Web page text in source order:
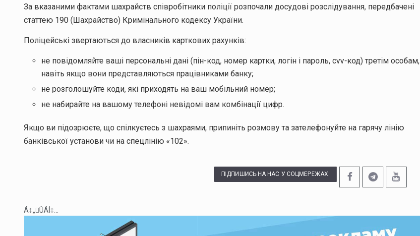
За вказаними фактами шахрайств співробітники поліції розпочали досудові розслідування, передбачені
статтею 190 (Шахрайство) Кримінального кодексу України.
Поліцейські звертаються до власників карткових рахунків:
не повідомляйте ваші персональні дані (пін-код, номер картки, логін і пароль, cvv-код) третім особам,
навіть якщо вони представляються працівниками банку;
не розголошуйте коди, які приходять на ваш мобільний номер;
не набирайте на вашому телефоні невідомі вам комбінації цифр.
Якщо ви підозрюєте, що спілкуєтесь з шахраями, припиніть розмову та зателефонуйте на гарячу лінію
банківської установи чи на спецлінію «102».
ПІДПИШИСЬ НА НАС У СОЦМЕРЕЖАХ:
Á‡„ÛÁÍ‡...